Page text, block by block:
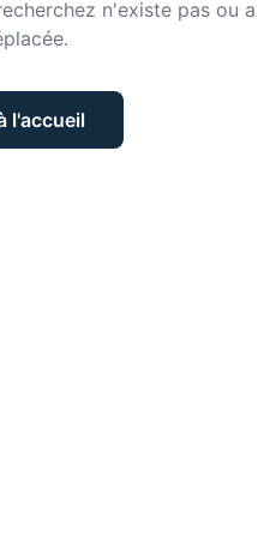
n'existe pas ou a
l'accueil